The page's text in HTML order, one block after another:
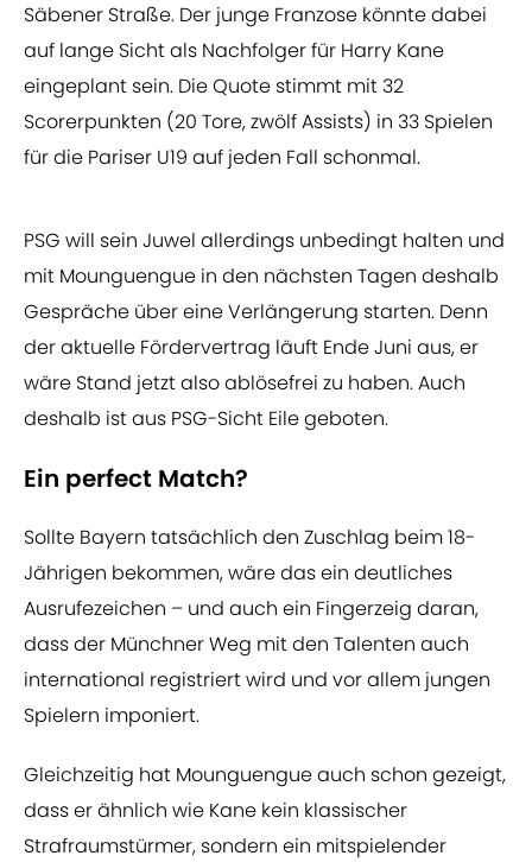
Säbener Straße. Der junge Franzose könnte dabei
auf lange Sicht als Nachfolger für Harry Kane
eingeplant sein. Die Quote stimmt mit 32
Scorerpunkten (20 Tore, zwölf Assists) in 33 Spielen
für die Pariser U19 auf jeden Fall schonmal.
PSG will sein Juwel allerdings unbedingt halten und
mit Mounguengue in den nächsten Tagen deshalb
Gespräche über eine Verlängerung starten. Denn
der aktuelle Fördervertrag läuft Ende Juni aus, er
wäre Stand jetzt also ablösefrei zu haben. Auch
deshalb ist aus PSG-Sicht Eile geboten.
Ein perfect Match?
Sollte Bayern tatsächlich den Zuschlag beim 18-
Jährigen bekommen, wäre das ein deutliches
Ausrufezeichen – und auch ein Fingerzeig daran,
dass der Münchner Weg mit den Talenten auch
international registriert wird und vor allem jungen
Spielern imponiert.
Gleichzeitig hat Mounguengue auch schon gezeigt,
dass er ähnlich wie Kane kein klassischer
Strafraumstürmer, sondern ein mitspielender